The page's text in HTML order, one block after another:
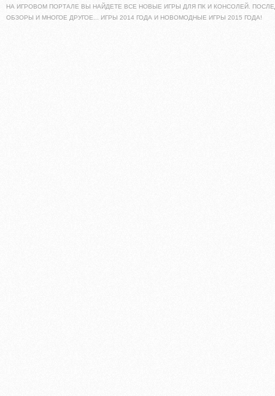
НА ИГРОВОМ ПОРТАЛЕ ВЫ НАЙДЕТЕ ВСЕ НОВЫЕ ИГРЫ ДЛЯ ПК И КОНСОЛЕЙ.
ОБЗОРЫ И МНОГОЕ ДРУГОЕ... ИГРЫ 2014 ГОДА И НОВОМОДНЫЕ ИГРЫ 2015 ГОДА!